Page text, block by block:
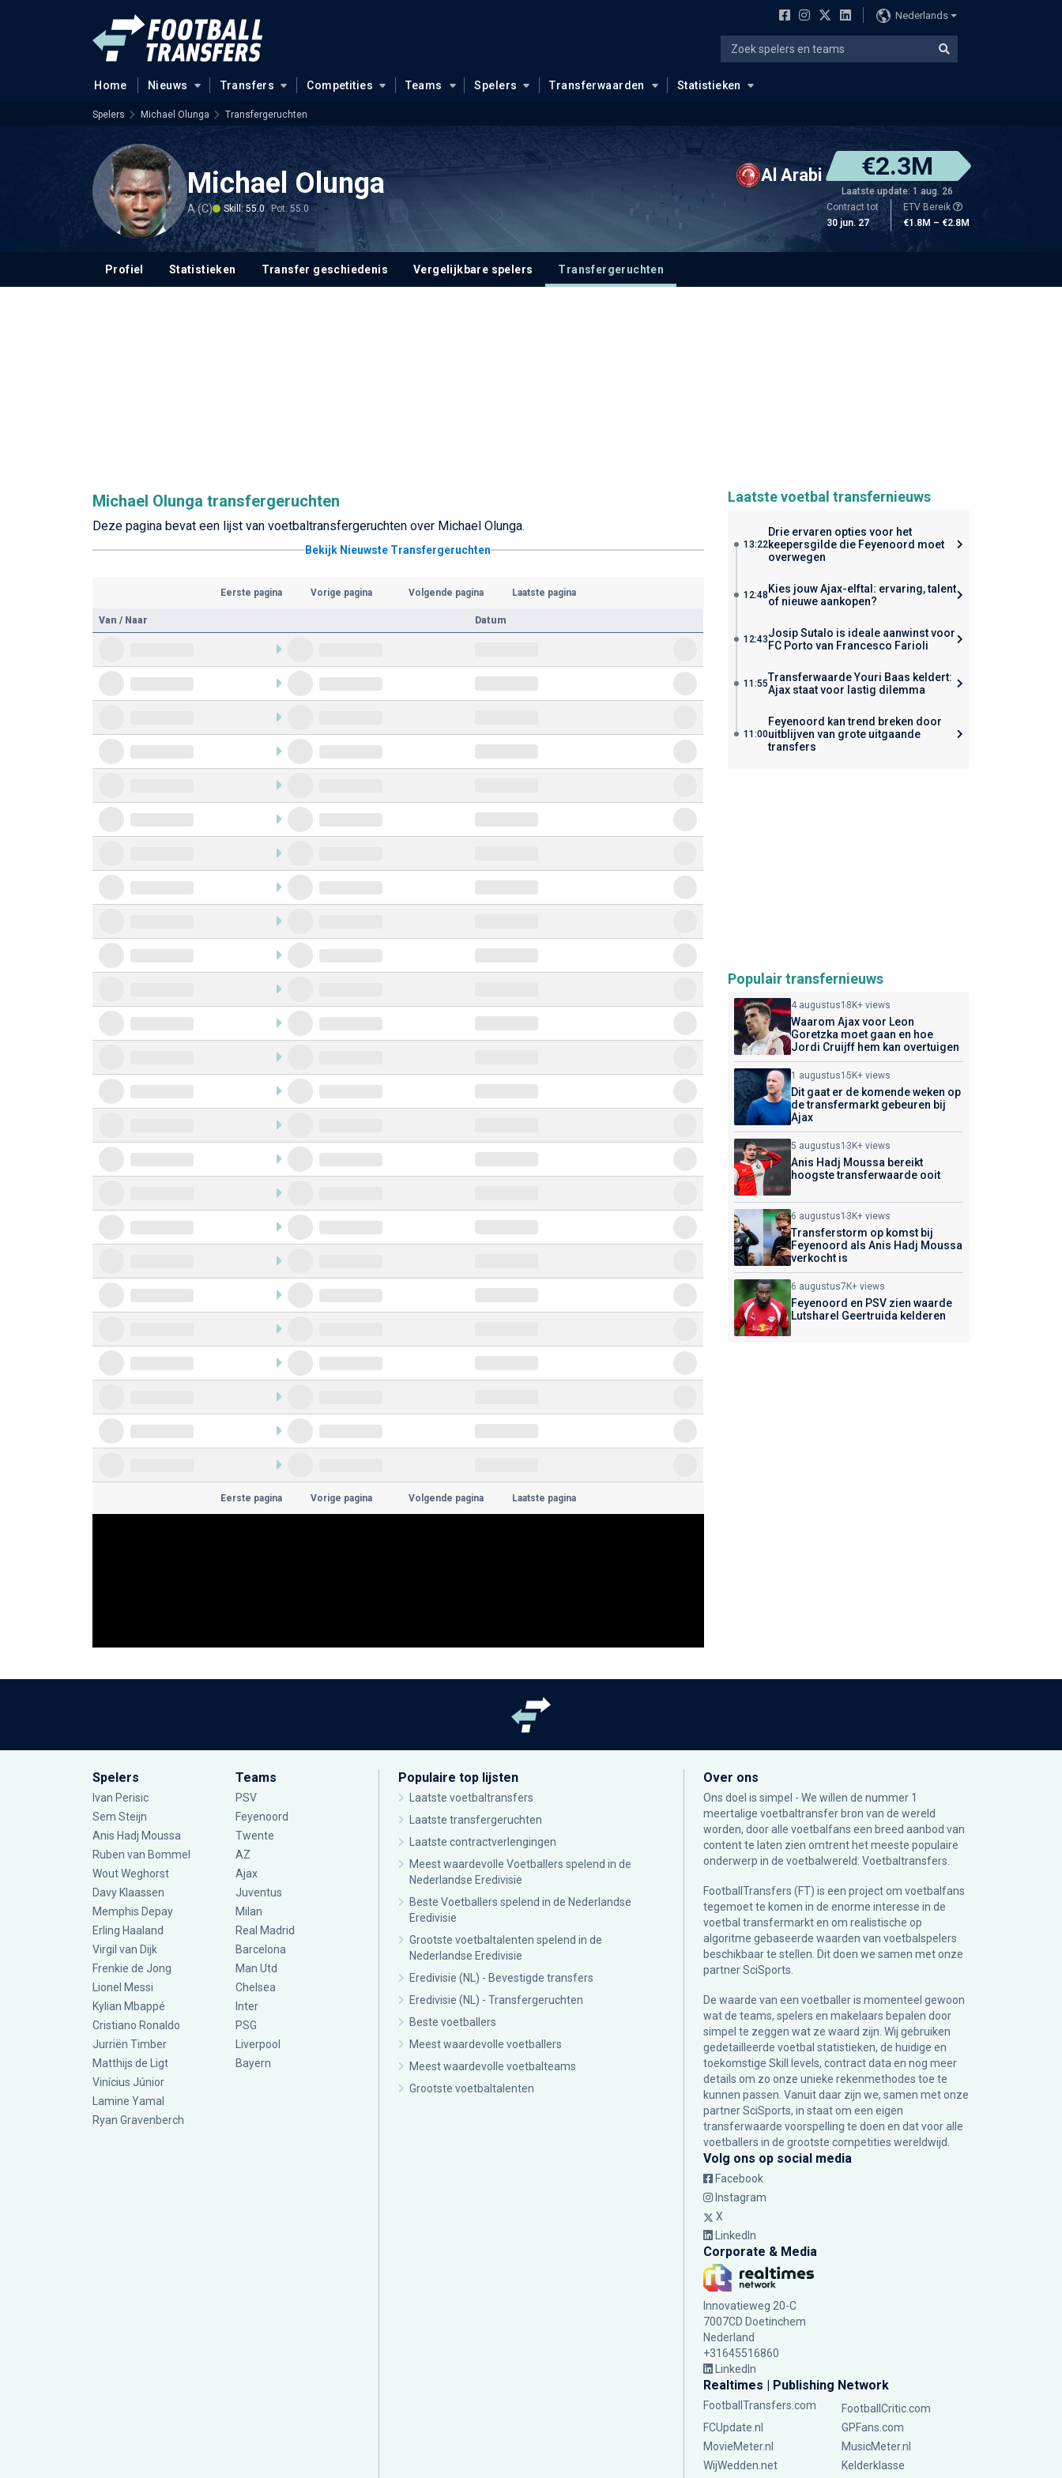
Nederlands
Home Nieuws Transfers Competities Teams Spelers Transferwaarden Statistieken
Spelers Michael Olunga Transfergeruchten
Michael Olunga
A (C) Skill: 55.0 Pot: 55.0
Al Arabi €2.3M
Laatste update: 1 aug. 26
Contract tot
30 jun. 27
ETV Bereik
€1.8M – €2.8M
Profiel Statistieken Transfer geschiedenis Vergelijkbare spelers Transfergeruchten
Michael Olunga transfergeruchten
Deze pagina bevat een lijst van voetbaltransfergeruchten over Michael Olunga.
Bekijk Nieuwste Transfergeruchten
Eerste pagina Vorige pagina Volgende pagina Laatste pagina
Van / Naar Datum
Eerste pagina Vorige pagina Volgende pagina Laatste pagina
Laatste voetbal transfernieuws
13:22
Drie ervaren opties voor het
keepersgilde die Feyenoord moet
overwegen
12:48 Kies jouw Ajax-elftal: ervaring, talent
of nieuwe aankopen?
12:43Josip Sutalo is ideale aanwinst voor
FC Porto van Francesco Farioli
11:55Transferwaarde Youri Baas keldert:
Ajax staat voor lastig dilemma
11:00
Feyenoord kan trend breken door
uitblijven van grote uitgaande
transfers
Populair transfernieuws
4 augustus18K+ views
Waarom Ajax voor Leon
Goretzka moet gaan en hoe
Jordi Cruijff hem kan overtuigen
1 augustus15K+ views
Dit gaat er de komende weken op
de transfermarkt gebeuren bij
Ajax
5 augustus13K+ views
Anis Hadj Moussa bereikt
hoogste transferwaarde ooit
6 augustus13K+ views
Transferstorm op komst bij
Feyenoord als Anis Hadj Moussa
verkocht is
6 augustus7K+ views
Feyenoord en PSV zien waarde
Lutsharel Geertruida kelderen
Spelers
Ivan Perisic
Sem Steijn
Anis Hadj Moussa
Ruben van Bommel
Wout Weghorst
Davy Klaassen
Memphis Depay
Erling Haaland
Virgil van Dijk
Frenkie de Jong
Lionel Messi
Kylian Mbappé
Cristiano Ronaldo
Jurriën Timber
Matthijs de Ligt
Vinícius Júnior
Lamine Yamal
Ryan Gravenberch
Teams
PSV
Feyenoord
Twente
AZ
Ajax
Juventus
Milan
Real Madrid
Barcelona
Man Utd
Chelsea
Inter
PSG
Liverpool
Bayern
Populaire top lijsten
Laatste voetbaltransfers
Laatste transfergeruchten
Laatste contractverlengingen
Meest waardevolle Voetballers spelend in de
Nederlandse Eredivisie
Beste Voetballers spelend in de Nederlandse
Eredivisie
Grootste voetbaltalenten spelend in de
Nederlandse Eredivisie
Eredivisie (NL) - Bevestigde transfers
Eredivisie (NL) - Transfergeruchten
Beste voetballers
Meest waardevolle voetballers
Meest waardevolle voetbalteams
Grootste voetbaltalenten
Over ons
Ons doel is simpel - We willen de nummer 1
meertalige voetbaltransfer bron van de wereld
worden, door alle voetbalfans een breed aanbod van
content te laten zien omtrent het meeste populaire
onderwerp in de voetbalwereld: Voetbaltransfers.
FootballTransfers (FT) is een project om voetbalfans
tegemoet te komen in de enorme interesse in de
voetbal transfermarkt en om realistische op
algoritme gebaseerde waarden van voetbalspelers
beschikbaar te stellen. Dit doen we samen met onze
partnerSciSports
De waarde van een voetballer is momenteel gewoon
wat de teams, spelers en makelaars bepalen door
simpel te zeggen wat ze waard zijn. Wij gebruiken
gedetailleerde voetbal statistieken, de huidige en
toekomstige Skill levels, contract data en nog meer
details om zo onze unieke rekenmethodes toe te
kunnen passen. Vanuit daar zijn we, samen met onze
partner SciSports, in staat om een eigen
transferwaarde voorspelling te doen en dat voor alle
voetballers in de grootste competities wereldwijd.
Volg ons op social media
Facebook
Instagram
X
LinkedIn
Corporate & Media
Innovatieweg 20-C
7007CD Doetinchem
Nederland
+31645516860
LinkedIn
Realtimes | Publishing Network
FootballTransfers.com
FootballCritic.com
FCUpdate.nl
GPFans.com
MovieMeter.nl
MusicMeter.nl
WijWedden.net
Kelderklasse